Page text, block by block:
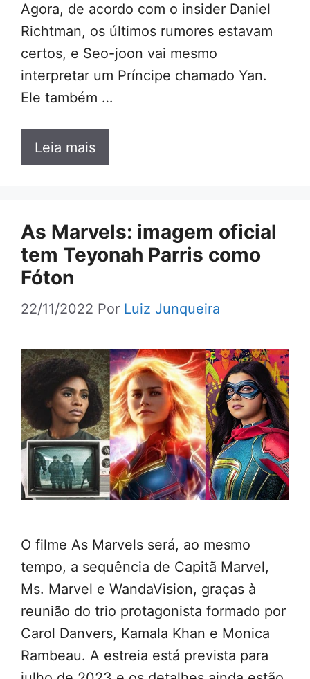
Agora, de acordo com o insider Daniel
Richtman, os últimos rumores estavam
certos, e Seo-joon vai mesmo
interpretar um Príncipe chamado Yan.
Ele também …
Leia mais
As Marvels: imagem oficial
tem Teyonah Parris como
Fóton
22/11/2022 Por Luiz Junqueira
O filme As Marvels será, ao mesmo
tempo, a sequência de Capitã Marvel,
Ms. Marvel e WandaVision, graças à
reunião do trio protagonista formado por
Carol Danvers, Kamala Khan e Monica
Rambeau. A estreia está prevista para